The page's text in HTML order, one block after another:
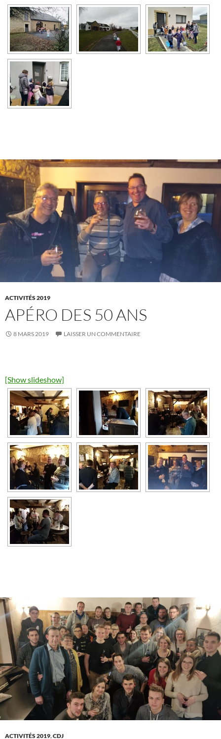
ACTIVITÉS 2019
APÉRO DES 50 ANS
8 MARS 2019 LAISSER UN COMMENTAIRE
[Show slideshow]
ACTIVITÉS 2019,CDJ